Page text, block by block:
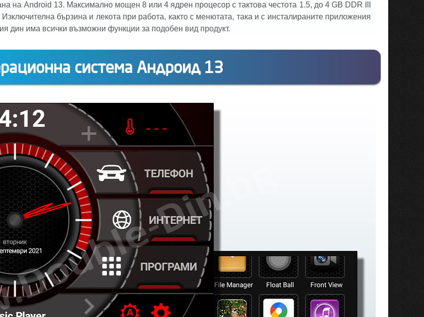
на Android 13. Максимално мощен 8 или 4 ядрен процесор с тактова честота 1.5, до 4 GB DDR III
бързина и лекота при работа, както с менютата, така и с инсталираните приложения
дин има всички възможни функции за подобен вид продукт.
система Андроид 13